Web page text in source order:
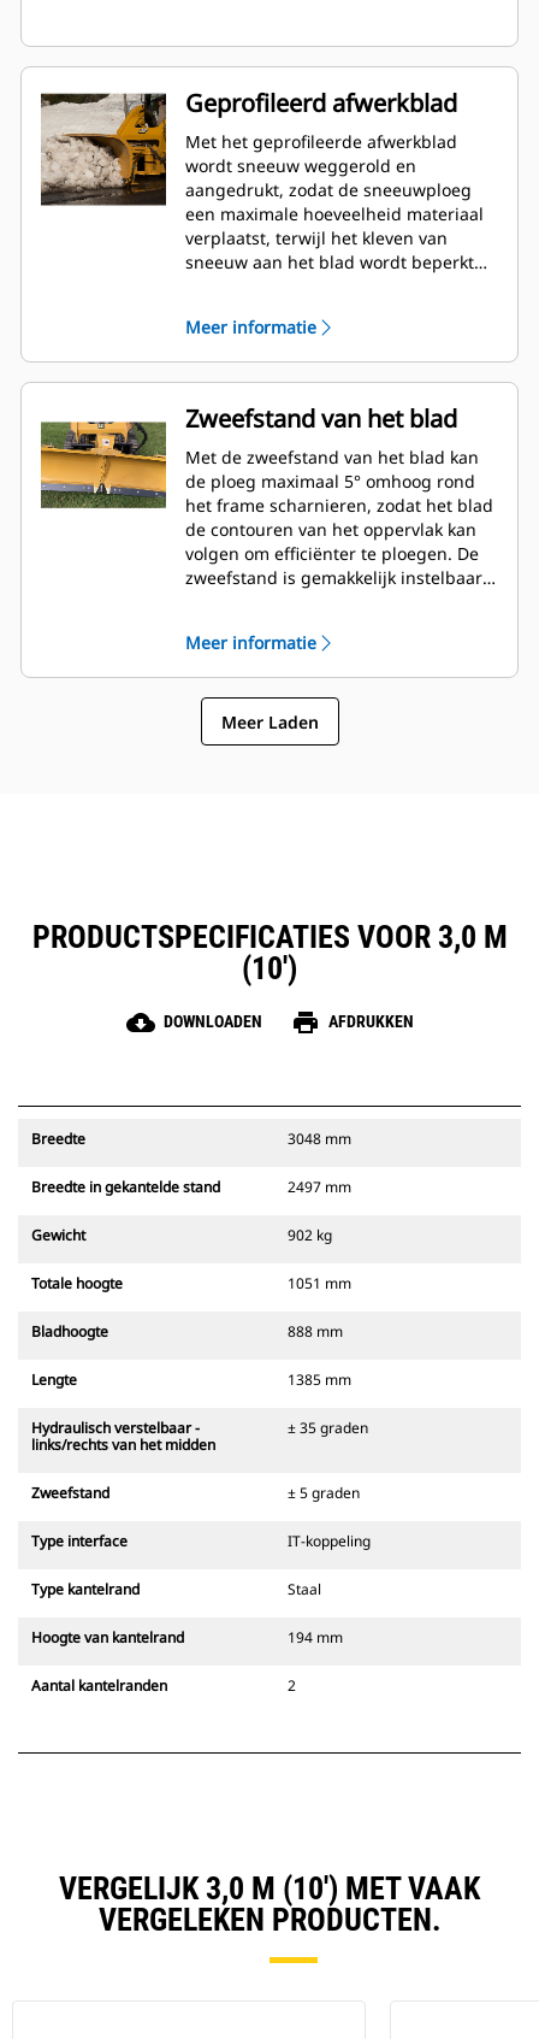
Geprofileerd afwerkblad
Met het geprofileerde afwerkblad
wordt sneeuw weggerold en
aangedrukt, zodat de sneeuwploeg
een maximale hoeveelheid materiaal
verplaatst, terwijl het kleven van
sneeuw aan het blad wordt beperkt
Meer informatie
Zweefstand van het blad
Met de zweefstand van het blad kan
de ploeg maximaal 5° omhoog rond
het frame scharnieren, zodat het blad
de contouren van het oppervlak kan
volgen om efficiënter te ploegen. De
zweefstand is gemakkelijk instelbaar
Meer informatie
Meer Laden
PRODUCTSPECIFICATIES VOOR 3,0 M
(10')
cloud_download DOWNLOADEN print AFDRUKKEN
Breedte 3048 mm
Breedte in gekantelde stand 2497 mm
Gewicht 902 kg
Totale hoogte 1051 mm
Bladhoogte 888 mm
Lengte 1385 mm
Hydraulisch verstelbaar -
links/rechts van het midden
± 35 graden
Zweefstand ± 5 graden
Type interface IT-koppeling
Type kantelrand Staal
Hoogte van kantelrand 194 mm
Aantal kantelranden 2
VERGELIJK 3,0 M (10') MET VAAK
VERGELEKEN PRODUCTEN.